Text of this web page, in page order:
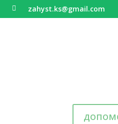
 zahyst.ks@gmail.com